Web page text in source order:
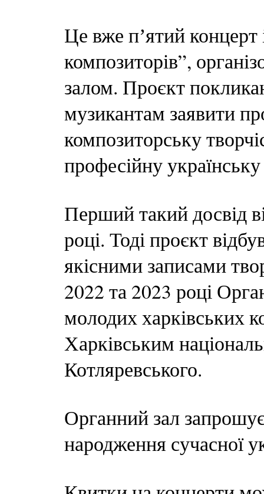
Це вже пʼятий концерт
композиторів”,
залом. Проєкт
музикантам заявити
композиторську
професійну
Перший такий досвід
році. Тоді проєкт
якісними записами
2022 та 2023 році
молодих харківських
Харківським
Котляревського.
Органний зал
народження сучасної